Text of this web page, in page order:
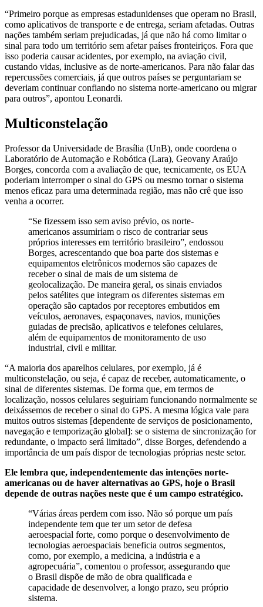
“Primeiro porque as empresas estadunidenses que operam no Brasil,
como aplicativos de transporte e de entrega, seriam afetadas. Outras
nações também seriam prejudicadas, já que não há como limitar o
sinal para todo um território sem afetar países fronteiriços. Fora que
isso poderia causar acidentes, por exemplo, na aviação civil,
custando vidas, inclusive as de norte-americanos. Para não falar das
repercussões comerciais, já que outros países se perguntariam se
deveriam continuar confiando no sistema norte-americano ou migrar
para outros”, apontou Leonardi.
Multiconstelação
Professor da Universidade de Brasília (UnB), onde coordena o
Laboratório de Automação e Robótica (Lara), Geovany Araújo
Borges, concorda com a avaliação de que, tecnicamente, os EUA
poderiam interromper o sinal do GPS ou mesmo tornar o sistema
menos eficaz para uma determinada região, mas não crê que isso
venha a ocorrer.
“Se fizessem isso sem aviso prévio, os norte-
americanos assumiriam o risco de contrariar seus
próprios interesses em território brasileiro”, endossou
Borges, acrescentando que boa parte dos sistemas e
equipamentos eletrônicos modernos são capazes de
receber o sinal de mais de um sistema de
geolocalização. De maneira geral, os sinais enviados
pelos satélites que integram os diferentes sistemas em
operação são captados por receptores embutidos em
veículos, aeronaves, espaçonaves, navios, munições
guiadas de precisão, aplicativos e telefones celulares,
além de equipamentos de monitoramento de uso
industrial, civil e militar.
“A maioria dos aparelhos celulares, por exemplo, já é
multiconstelação, ou seja, é capaz de receber, automaticamente, o
sinal de diferentes sistemas. De forma que, em termos de
localização, nossos celulares seguiriam funcionando normalmente se
deixássemos de receber o sinal do GPS. A mesma lógica vale para
muitos outros sistemas [dependente de serviços de posicionamento,
navegação e temporização global]: se o sistema de sincronização for
redundante, o impacto será limitado”, disse Borges, defendendo a
importância de um país dispor de tecnologias próprias neste setor.
Ele lembra que, independentemente das intenções norte-
americanas ou de haver alternativas ao GPS, hoje o Brasil
depende de outras nações neste que é um campo estratégico.
“Várias áreas perdem com isso. Não só porque um país
independente tem que ter um setor de defesa
aeroespacial forte, como porque o desenvolvimento de
tecnologias aeroespaciais beneficia outros segmentos,
como, por exemplo, a medicina, a indústria e a
agropecuária”, comentou o professor, assegurando que
o Brasil dispõe de mão de obra qualificada e
capacidade de desenvolver, a longo prazo, seu próprio
sistema.